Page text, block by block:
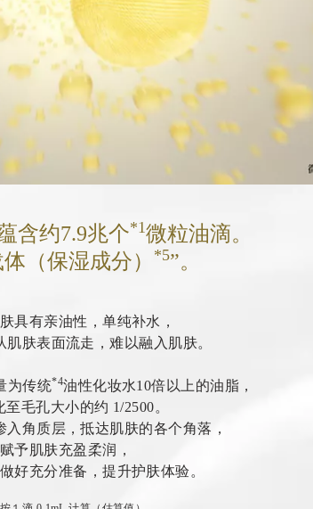
含约7.9兆个*1微粒油滴。
（保湿成分）
*5”。
具有亲油性，单纯补水，
肌肤表面流走，难以融入肌肤。
为传统*4油性化妆水10倍以上的油脂，
至毛孔大小的约 1/2500。
入角质层，抵达肌肤的各个角落，
赋予肌肤充盈柔润，
好充分准备，提升护肤体验。